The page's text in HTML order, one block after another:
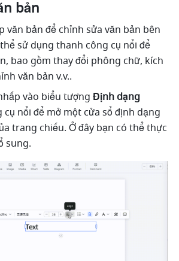
bản
văn bản để chỉnh sửa văn bản bên
sử dụng thanh công cụ nổi để
bao gồm thay đổi phông chữ, kích
văn bản v.v..
vào biểu tượng Định dạng
nổi để mở một cửa sổ định dạng
trang chiếu. Ở đây bạn có thể thực
sung.